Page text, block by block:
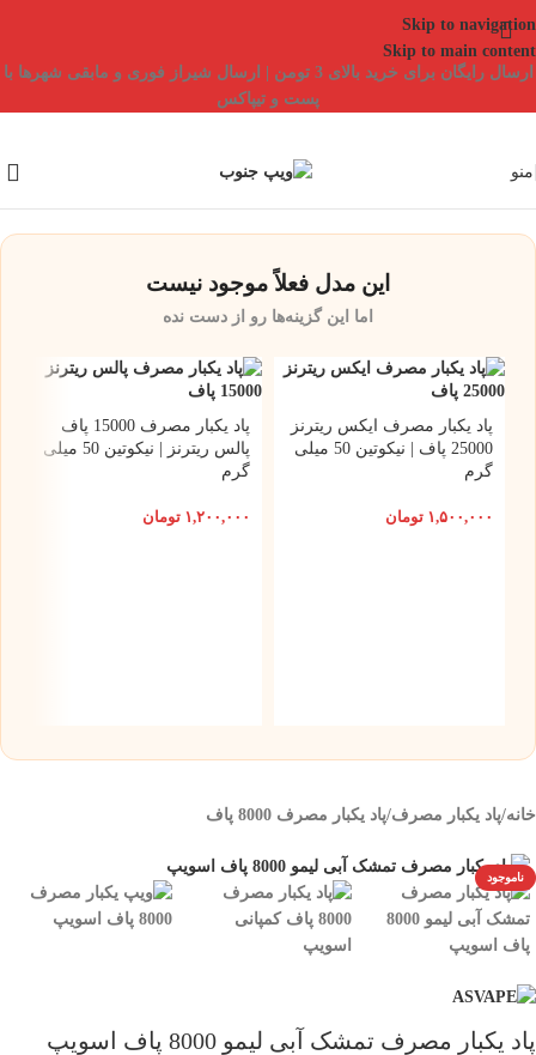
Skip to navigation
Skip to main content
ارسال رایگان برای خرید بالای 3 تومن | ارسال شیراز فوری و مابقی شهرها با
پست و تیپاکس
منو
این مدل فعلاً موجود نیست
اما این گزینه‌ها رو از دست نده
پاد یکبار مصرف ایکس ریترنز
25000 پاف | نیکوتین 50 میلی
گرم
۱,۵۰۰,۰۰۰ تومان
پاد یکبار مصرف 15000 پاف
پالس ریترنز | نیکوتین 50 میلی
گرم
۱,۲۰۰,۰۰۰ تومان
خانه/پاد یکبار مصرف/پاد یکبار مصرف 8000 پاف
ناموجود
پاد یکبار مصرف تمشک آبی لیمو 8000 پاف اسویپ